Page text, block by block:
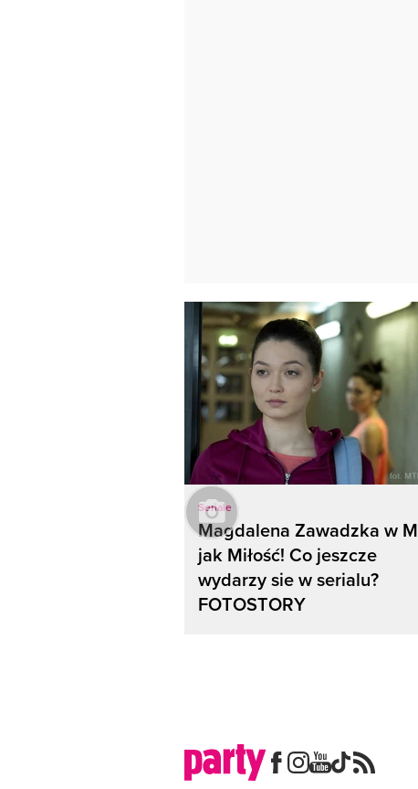
Seriale
Magdalena Zawadzka w M
jak Miłość! Co jeszcze
wydarzy sie w serialu?
FOTOSTORY